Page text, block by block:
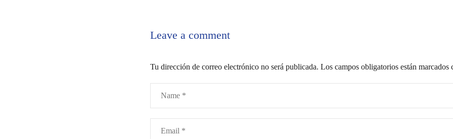
Leave a comment
Tu dirección de correo electrónico no será publicada. Los campos obligatorios están marcados